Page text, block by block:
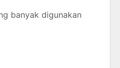
banyak digunakan